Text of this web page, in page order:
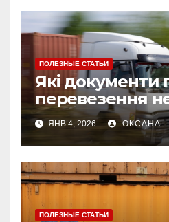
ПОЛЕЗНЫЕ СТАТЬИ
Які документи
перевезення
вантажів:
рекомендації
ЯНВ 4, 2026 ОКСАНА
ПОЛЕЗНЫЕ СТАТЬИ